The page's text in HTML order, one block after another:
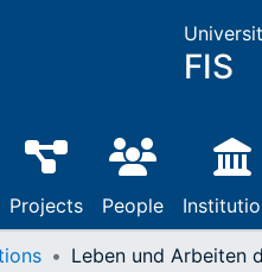
FIS
Projects People